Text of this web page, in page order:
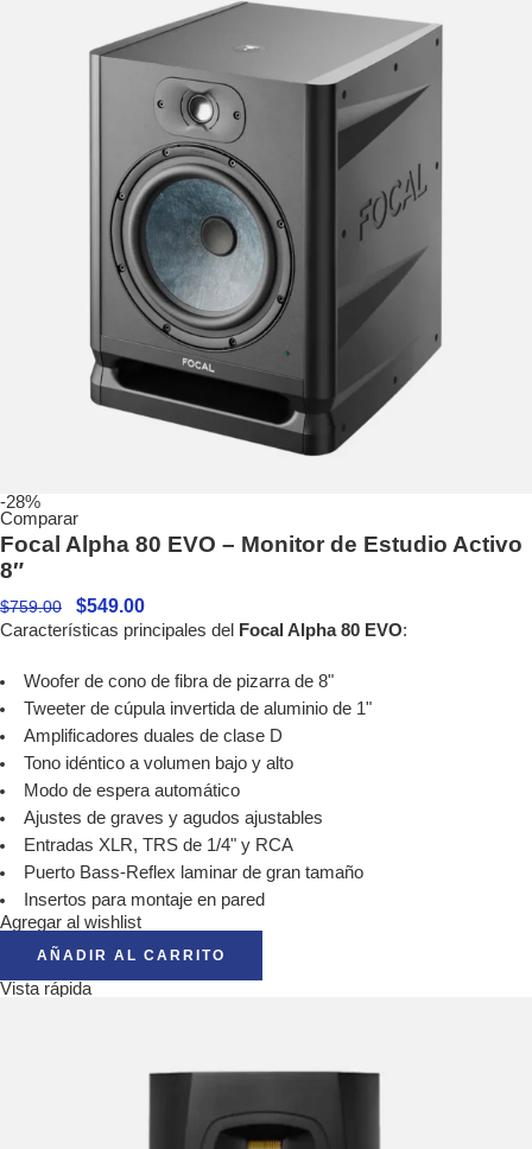
-28%
Comparar
Focal Alpha 80 EVO – Monitor de Estudio Activo
8″
$759.00 $549.00
Características principales del Focal Alpha 80 EVO:
Woofer de cono de fibra de pizarra de 8"
Tweeter de cúpula invertida de aluminio de 1"
Amplificadores duales de clase D
Tono idéntico a volumen bajo y alto
Modo de espera automático
Ajustes de graves y agudos ajustables
Entradas XLR, TRS de 1/4" y RCA
Puerto Bass-Reflex laminar de gran tamaño
Insertos para montaje en pared
Agregar al wishlist
AÑADIR AL CARRITO
Vista rápida